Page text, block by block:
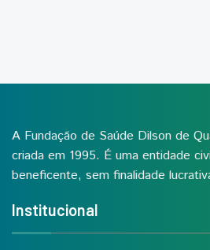
A Fundação de Saúde Dilson de
criada em 1995. É uma entidade
beneficente, sem finalidade
Institucional